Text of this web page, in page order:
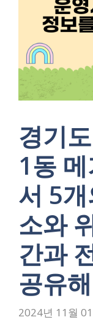
경기
1동
서 5
소와
간과
공유
2024년 11월